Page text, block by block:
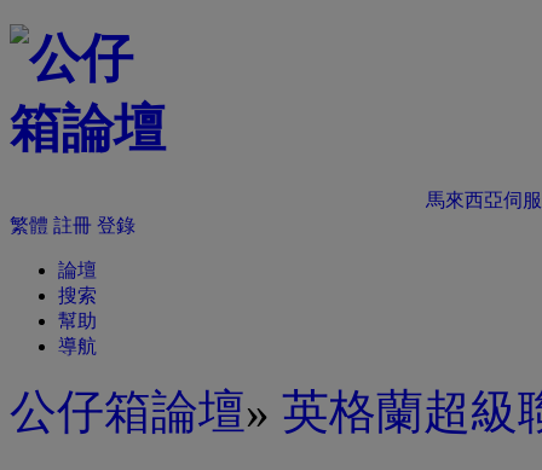
馬來西亞伺
繁體 註冊 登錄
論壇
搜索
幫助
導航
公仔箱論壇» 英格蘭超級